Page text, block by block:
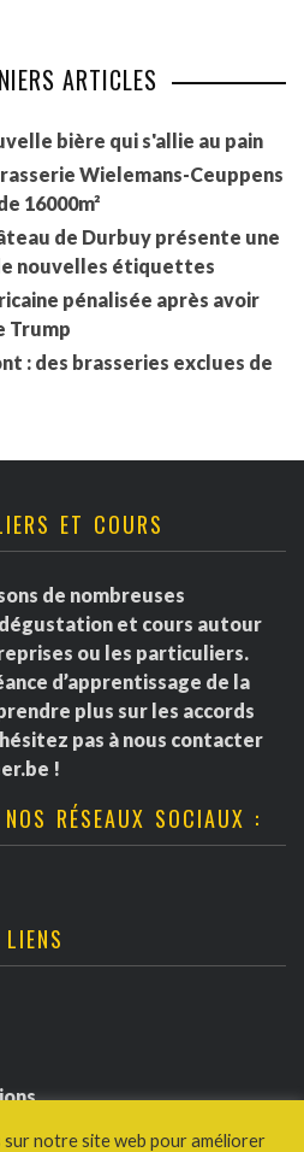
ARTICLES
bière qui s'allie au pain
Wielemans-Ceuppens
16000m²
de Durbuy présente une
nouvelles étiquettes
pénalisée après avoir
Trump
: des brasseries exclues de
ET COURS
de nombreuses
et cours autour
ou les particuliers.
d’apprentissage de la
plus sur les accords
pas à nous contacter
!
RÉSEAUX SOCIAUX :
LIENS
sur notre site web pour améliorer